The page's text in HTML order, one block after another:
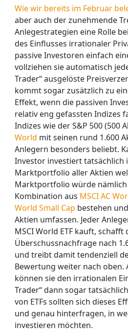
Wie wir bereits im Februar
aber auch der zunehmende
Anlegestrategien eine Rolle
des Einflusses irrationaler
passive Investoren einfach
vollziehen sie automatisch
Trader“ ausgelöste
kommt sogar zusätzlich zu
Effekt, wenn die passiven
relativ eng gefassten Indizes
Indizes wie der S&P 500 (500
World mit seinen rund 1.600
Anlegern besonders beliebt.
Investor investiert tatsächlich
Marktportfolio aller Aktien
Marktportfolio würde
Kombination aus MSCI AC
World Small Cap bestehen
Aktien umfassen. Jeder
MSCI World ETF kauft,
Überschussnachfrage nach
und treibt damit tendenziell
Bewertung weiter nach oben.
können sie den irrationalen
Trader“ dann sogar
von ETFs sollten sich dieses
und genau hinterfragen, in
investieren möchten.